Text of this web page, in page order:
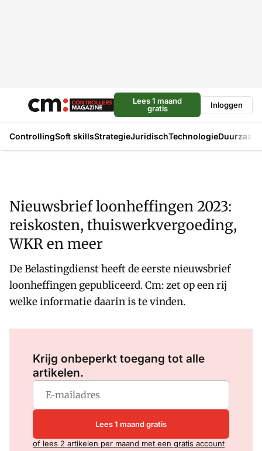
Lees 1 maand
gratis
Inloggen
ControllingSoft skillsStrategieJuridischTechnologie
Nieuwsbrief loonheffingen 2023:
reiskosten, thuiswerkvergoeding,
WKR en meer
De Belastingdienst heeft de eerste nieuwsbrief
loonheffingen gepubliceerd. Cm: zet op een rij
welke informatie daarin is te vinden.
Krijg onbeperkt toegang tot alle
artikelen.
Lees 1 maand gratis
of lees 2 artikelen per maand met een gratis account